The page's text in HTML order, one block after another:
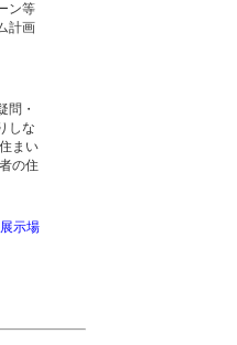
ン等
計画
問・
しな
まい
の住
示場